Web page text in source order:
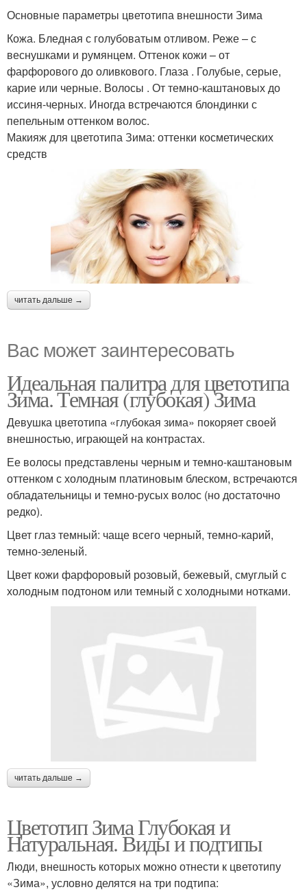
Основные параметры цветотипа внешности Зима
Кожа. Бледная с голубоватым отливом. Реже – с
веснушками и румянцем. Оттенок кожи – от
фарфорового до оливкового. Глаза . Голубые, серые,
карие или черные. Волосы . От темно-каштановых до
иссиня-черных. Иногда встречаются блондинки с
пепельным оттенком волос.
Макияж для цветотипа Зима: оттенки косметических
средств
читать дальше →
Вас может заинтересовать
Идеальная палитра для цветотипа
Зима. Темная (глубокая) Зима
Девушка цветотипа «глубокая зима» покоряет своей
внешностью, играющей на контрастах.
Ее волосы представлены черным и темно-каштановым
оттенком с холодным платиновым блеском, встречаются
обладательницы и темно-русых волос (но достаточно
редко).
Цвет глаз темный: чаще всего черный, темно-карий,
темно-зеленый.
Цвет кожи фарфоровый розовый, бежевый, смуглый с
холодным подтоном или темный с холодными нотками.
читать дальше →
Цветотип Зима Глубокая и
Натуральная. Виды и подтипы
Люди, внешность которых можно отнести к цветотипу
«Зима», условно делятся на три подтипа: